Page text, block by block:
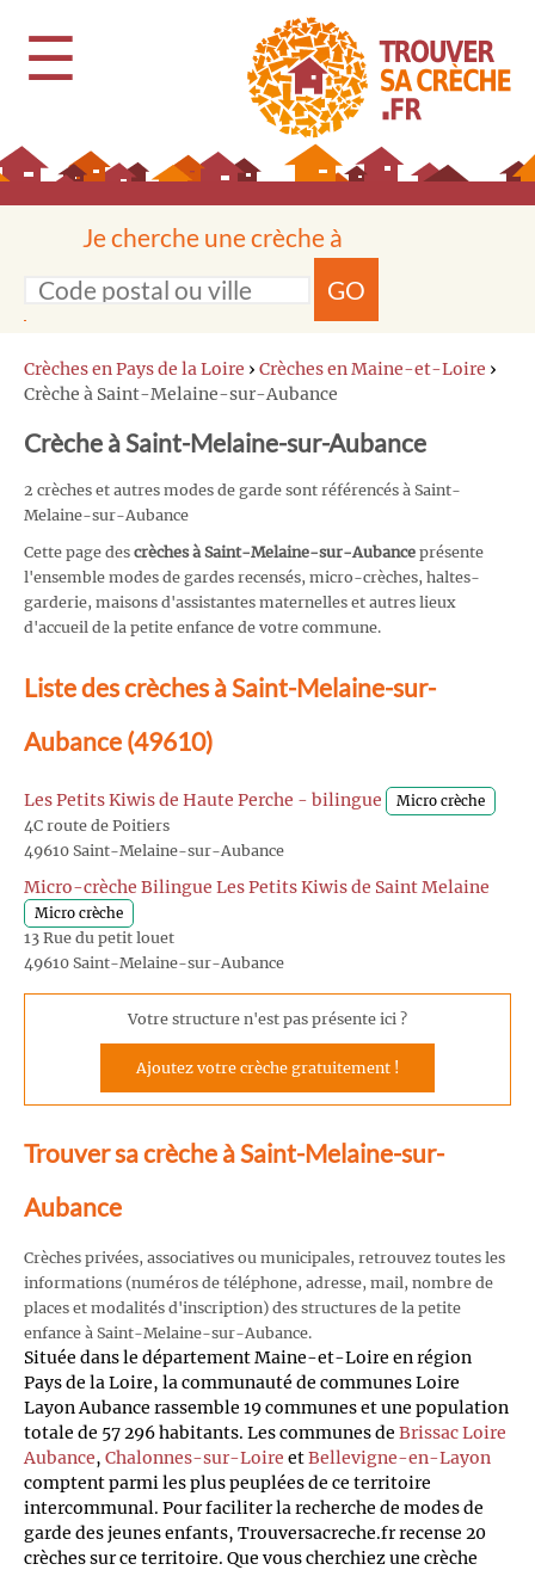
☰
Je cherche une crèche à
GO
Crèches en Pays de la Loire › Crèches en Maine-et-Loire ›
Crèche à Saint-Melaine-sur-Aubance
Crèche à Saint-Melaine-sur-Aubance
2 crèches et autres modes de garde sont référencés à Saint-
Melaine-sur-Aubance
Cette page des crèches à Saint-Melaine-sur-Aubance présente
l'ensemble modes de gardes recensés, micro-crèches, haltes-
garderie, maisons d'assistantes maternelles et autres lieux
d'accueil de la petite enfance de votre commune.
Liste des crèches à Saint-Melaine-sur-
Aubance (49610)
Les Petits Kiwis de Haute Perche - bilingue Micro crèche
4C route de Poitiers
49610 Saint-Melaine-sur-Aubance
Micro-crèche Bilingue Les Petits Kiwis de Saint Melaine
Micro crèche
13 Rue du petit louet
49610 Saint-Melaine-sur-Aubance
Votre structure n'est pas présente ici ?
Ajoutez votre crèche gratuitement !
Trouver sa crèche à Saint-Melaine-sur-
Aubance
Crèches privées, associatives ou municipales, retrouvez toutes les
informations (numéros de téléphone, adresse, mail, nombre de
places et modalités d'inscription) des structures de la petite
enfance à Saint-Melaine-sur-Aubance.
Située dans le département Maine-et-Loire en région
Pays de la Loire, la communauté de communes Loire
Layon Aubance rassemble 19 communes et une population
totale de 57 296 habitants. Les communes de Brissac Loire
Aubance, Chalonnes-sur-Loire etBellevigne-en-Layon
comptent parmi les plus peuplées de ce territoire
intercommunal. Pour faciliter la recherche de modes de
garde des jeunes enfants, Trouversacreche.fr recense 20
crèches sur ce territoire. Que vous cherchiez une crèche